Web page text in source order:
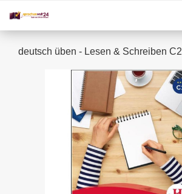
deutsch üben - Lesen & Schreiben C2